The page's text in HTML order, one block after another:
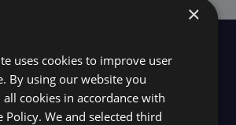
el equipo global aquí
×
uses cookies to improve user
By using our website you
all cookies in accordance with
Policy. We and selected third